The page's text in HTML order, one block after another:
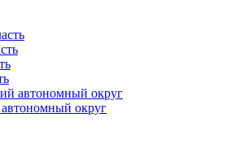
автономный округ
округ